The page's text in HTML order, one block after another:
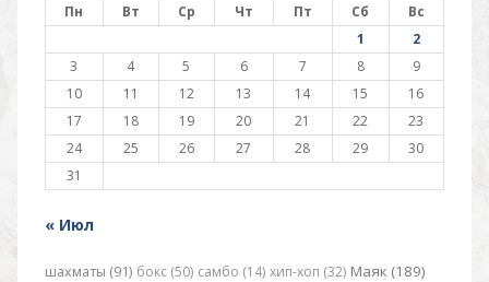
Пн Вт Ср Чт Пт Сб
Вс
1
2
3
4 5 6 7 8
9
10
11 12 13 14 15
16
17
18 19 20 21 22
23
24
25 26 27 28 29
30
31
« Июл
шахматы (91) бокс (50) самбо (14) хип-хоп (32) Маяк (189)